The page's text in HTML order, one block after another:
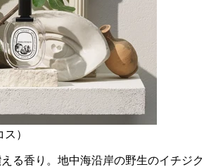
）
る香り。地中海沿岸の野生のイチジク